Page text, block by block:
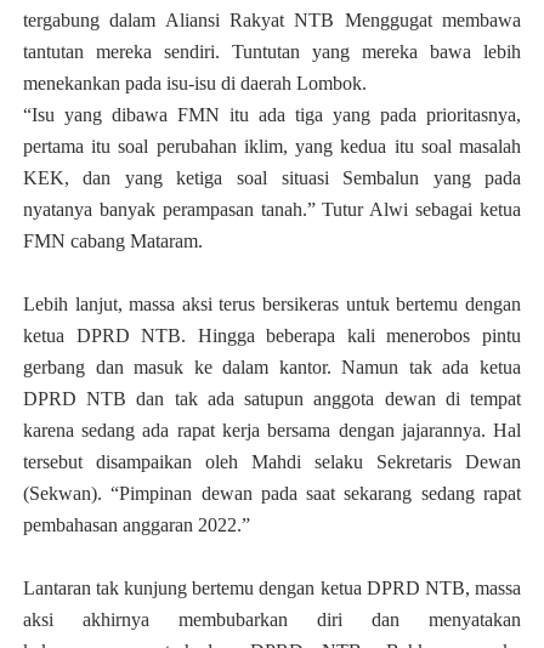
tergabung dalam Aliansi Rakyat NTB Menggugat membawa
tantutan mereka sendiri. Tuntutan yang mereka bawa lebih
menekankan pada isu-isu di daerah Lombok.
“Isu yang dibawa FMN itu ada tiga yang pada prioritasnya,
pertama itu soal perubahan iklim, yang kedua itu soal masalah
KEK, dan yang ketiga soal situasi Sembalun yang pada
nyatanya banyak perampasan tanah.” Tutur Alwi sebagai ketua
FMN cabang Mataram.
Lebih lanjut, massa aksi terus bersikeras untuk bertemu dengan
ketua DPRD NTB. Hingga beberapa kali menerobos pintu
gerbang dan masuk ke dalam kantor. Namun tak ada ketua
DPRD NTB dan tak ada satupun anggota dewan di tempat
karena sedang ada rapat kerja bersama dengan jajarannya. Hal
tersebut disampaikan oleh Mahdi selaku Sekretaris Dewan
(Sekwan). “Pimpinan dewan pada saat sekarang sedang rapat
pembahasan anggaran 2022.”
Lantaran tak kunjung bertemu dengan ketua DPRD NTB, massa
aksi akhirnya membubarkan diri dan menyatakan